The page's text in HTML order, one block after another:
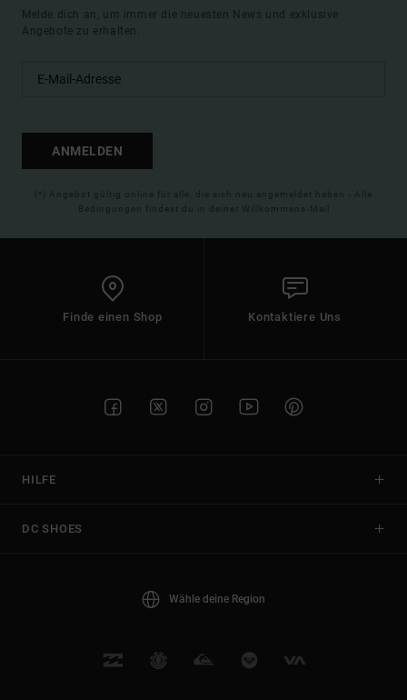
Melde dich an, um immer die neuesten News und exklusive
Angebote zu erhalten.
ANMELDEN
(*) Angebot gültig online für alle, die sich neu angemeldet haben - Alle
Bedingungen findest du in deiner Willkommens-Mail
Finde einen Shop Kontaktiere Uns
HILFE
DC SHOES
Wähle deine Region